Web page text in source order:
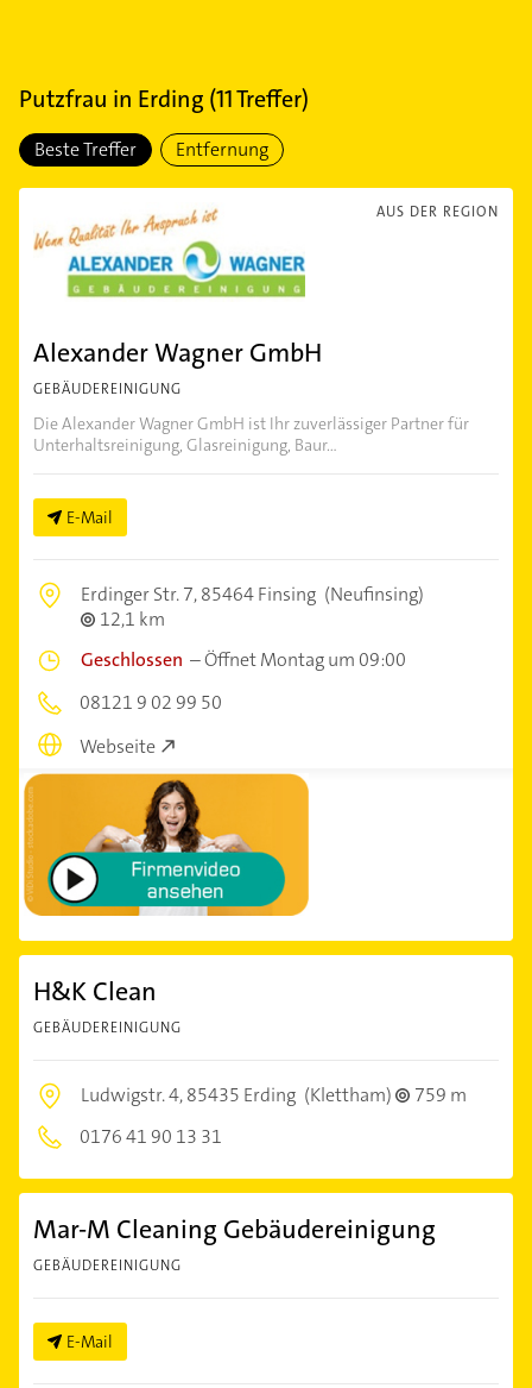
Putzfrau in Erding (11Treffer)
Beste Treffer Entfernung
AUS DER REGION
Alexander Wagner GmbH
GEBÄUDEREINIGUNG
Die Alexander Wagner GmbH ist Ihr zuverlässiger Partner für
Unterhaltsreinigung, Glasreinigung, Baur...
E-Mail
Erdinger Str. 7,85464 Finsing (Neufinsing)
12,1 km
Geschlossen –Öffnet Montag um 09:00
08121 9 02 99 50
Webseite
H&K Clean
GEBÄUDEREINIGUNG
Ludwigstr. 4,85435 Erding (Klettham)
759 m
0176 41 90 13 31
Mar-M Cleaning Gebäudereinigung
GEBÄUDEREINIGUNG
E-Mail